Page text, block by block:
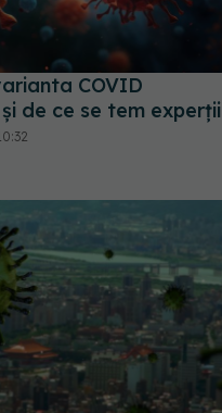
COVID
de ce se tem experții